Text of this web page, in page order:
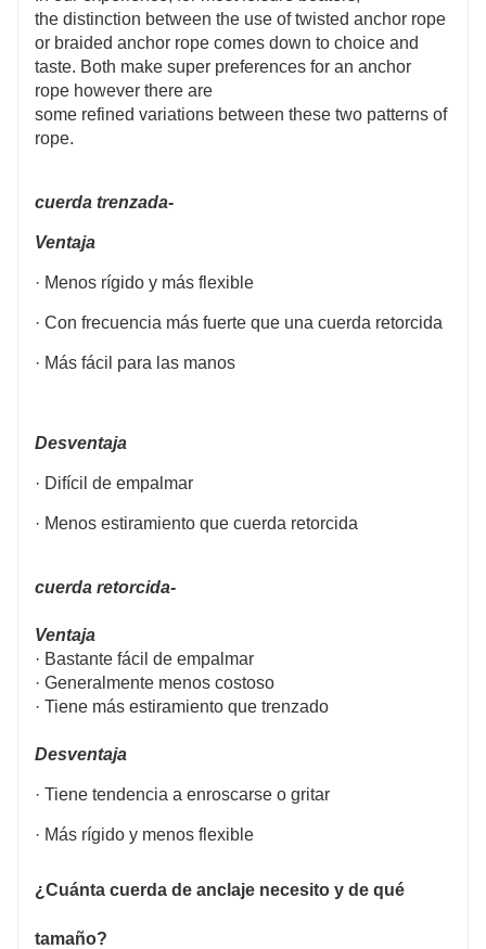
the distinction between the use of twisted anchor rope
or braided anchor rope comes down to choice and
taste. Both make super preferences for an anchor
rope however there are
some refined variations between these two patterns of
rope.
cuerda trenzada-
Ventaja
· Menos rígido y más flexible
· Con frecuencia más fuerte que una cuerda retorcida
· Más fácil para las manos
Desventaja
· Difícil de empalmar
· Menos estiramiento que cuerda retorcida
cuerda retorcida-
Ventaja
· Bastante fácil de empalmar
· Generalmente menos costoso
· Tiene más estiramiento que trenzado
Desventaja
· Tiene tendencia a enroscarse o gritar
· Más rígido y menos flexible
¿Cuánta cuerda de anclaje necesito y de qué
tamaño?